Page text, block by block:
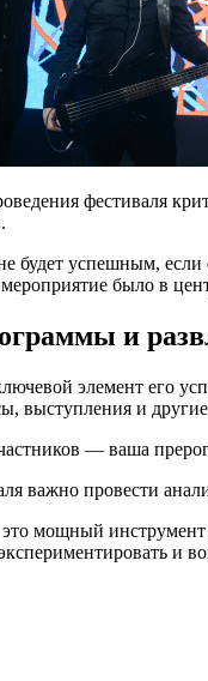
фестиваля
будет успешным, если
было в
и
элемент его
выступления и
— ваша
важно провести
мощный
и